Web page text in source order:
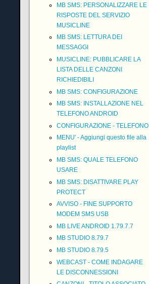
MB SMS: PERSONALIZZARE LE
RISPOSTE DEL SERVIZIO
MUSICLINE
MB SMS: LETTURA DEI
MESSAGGI
MUSICLINE: PUBBLICARE LA
LISTA DELLE CANZONI
RICHIEDIBILI
MB SMS: CONFIGURAZIONE
MB SMS: INSTALLAZIONE NEL
TELEFONO ANDROID
CONFIGURAZIONE - TELEFONO
MENU' - Aggiungi questo file alla
playlist
MB SMS: QUALE TELEFONO
USARE
MB SMS: DISATTIVARE PLAY
PROTECT
AVVISO - FINE SUPPORTO
MODEM SMS USB
MB LIVE ANDROID 1.79.7.7
MB STUDIO 8.79.7
MB STUDIO 8.79.5
WEBCAST - COME INDAGARE
LE DISCONNESSIONI